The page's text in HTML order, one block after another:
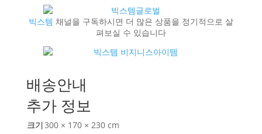
빅스템 채널을 구독하시면 더 많은 상품을 정기적으로 살
펴보실 수 있습니다
배송안내
추가 정보
크기300 × 170 × 230 cm